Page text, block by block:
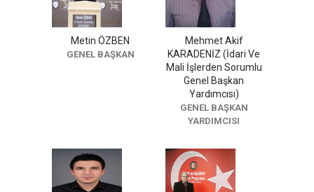
Metin ÖZBEN
GENEL BAŞKAN
Mehmet Akif
KARADENİZ (İdari Ve
Mali İşlerden Sorumlu
Genel Başkan
Yardımcısı)
GENEL BAŞKAN
YARDIMCISI